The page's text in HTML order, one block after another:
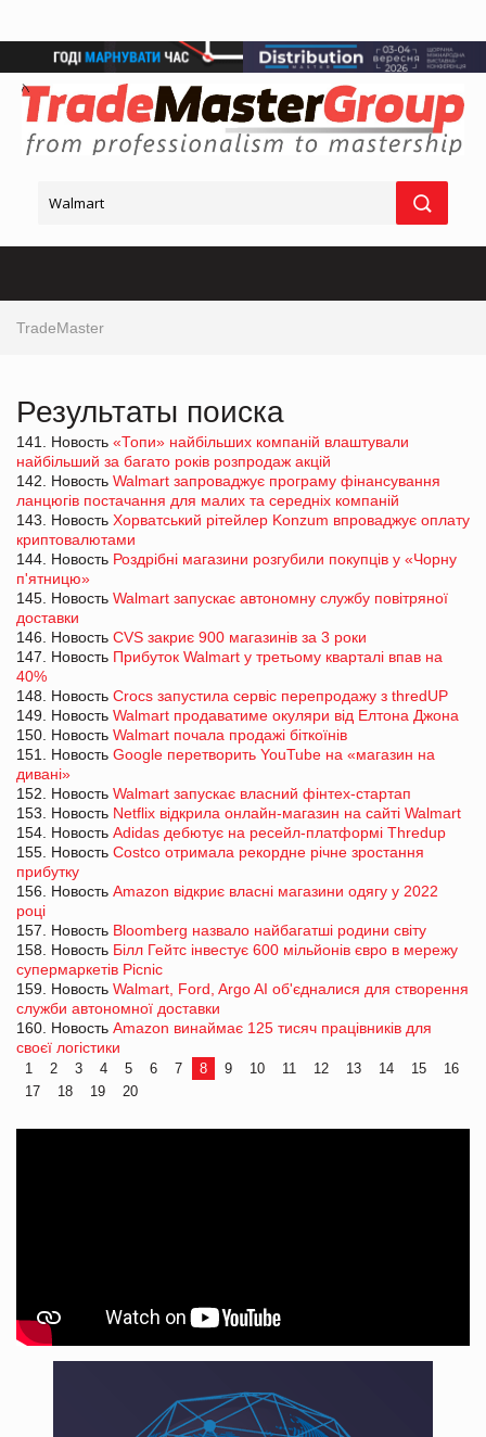
TradeMaster
Результаты поиска
141. Новость «Топи» найбільших компаній влаштували
найбільший за багато років розпродаж акцій
142. Новость Walmart запроваджує програму фінансування
ланцюгів постачання для малих та середніх компаній
143. Новость Хорватський рітейлер Konzum впроваджує оплату
криптовалютами
144. Новость Роздрібні магазини розгубили покупців у «Чорну
п'ятницю»
145. Новость Walmart запускає автономну службу повітряної
доставки
146. Новость CVS закриє 900 магазинів за 3 роки
147. Новость Прибуток Walmart у третьому кварталі впав на
40%
148. Новость Crocs запустила сервіс перепродажу з thredUP
149. Новость Walmart продаватиме окуляри від Елтона Джона
150. Новость Walmart почала продажі біткоїнів
151. Новость Google перетворить YouTube на «магазин на
дивані»
152. Новость Walmart запускає власний фінтех-стартап
153. Новость Netflix відкрила онлайн-магазин на сайті Walmart
154. Новость Adidas дебютує на ресейл-платформі Thredup
155. Новость Costco отримала рекордне річне зростання
прибутку
156. Новость Amazon відкриє власні магазини одягу у 2022
році
157. Новость Bloomberg назвало найбагатші родини світу
158. Новость Білл Гейтс інвестує 600 мільйонів євро в мережу
супермаркетів Picnic
159. Новость Walmart, Ford, Argo AI об'єдналися для створення
служби автономної доставки
160. Новость Amazon винаймає 125 тисяч працівників для
своєї логістики
1 2 3 4 5 6 7 8 9 10 11 12 13 14 15
16
17
18 19 20